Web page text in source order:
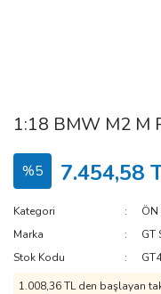
1:18 BMW M2 M
%5 7.454,58
Kategori
ÖN
Marka
GT
Stok Kodu
1.008,36 TL den başlayan